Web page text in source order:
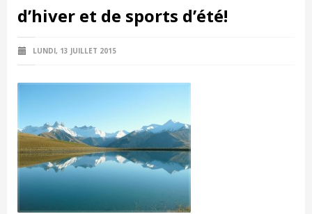
d’hiver et de sports d’été!
LUNDI, 13 JUILLET 2015